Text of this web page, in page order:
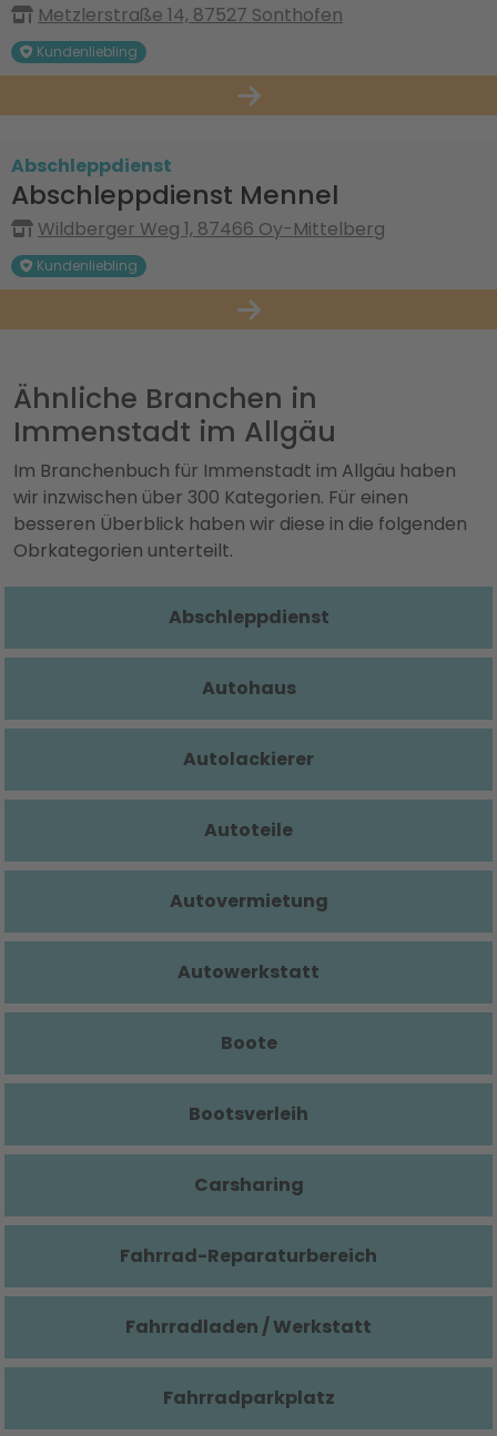
Metzlerstraße 14, 87527 Sonthofen
Kundenliebling
Abschleppdienst
Abschleppdienst Mennel
Wildberger Weg 1, 87466 Oy-Mittelberg
Kundenliebling
Ähnliche Branchen in
Immenstadt im Allgäu
Im Branchenbuch für Immenstadt im Allgäu haben
wir inzwischen über 300 Kategorien. Für einen
besseren Überblick haben wir diese in die folgenden
Obrkategorien unterteilt.
Abschleppdienst
Autohaus
Autolackierer
Autoteile
Autovermietung
Autowerkstatt
Boote
Bootsverleih
Carsharing
Fahrrad-Reparaturbereich
Fahrradladen / Werkstatt
Fahrradparkplatz